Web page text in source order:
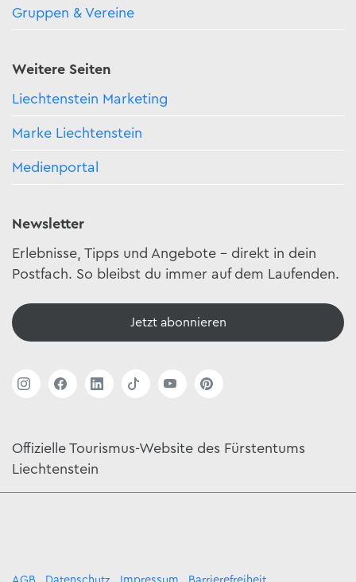
Gruppen & Vereine
Weitere Seiten
Liechtenstein Marketing
Marke Liechtenstein
Medienportal
Newsletter
Erlebnisse, Tipps und Angebote – direkt in dein
Postfach. So bleibst du immer auf dem Laufenden.
Jetzt abonnieren
Offizielle Tourismus-Website des Fürstentums
Liechtenstein